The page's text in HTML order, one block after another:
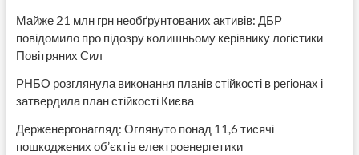
Майже 21 млн грн необґрунтованих активів: ДБР
повідомило про підозру колишньому керівнику логістики
Повітряних Сил
РНБО розглянула виконання планів стійкості в регіонах і
затвердила план стійкості Києва
Держенергонагляд: Оглянуто понад 11,6 тисячі
пошкоджених об’єктів електроенергетики